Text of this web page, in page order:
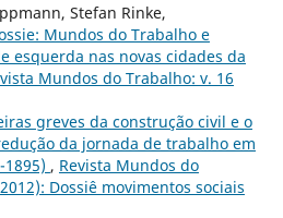
Stefan Rinke,
Mundos do Trabalho e
esquerda nas novas cidades da
Mundos do Trabalho: v. 16
greves da construção civil e o
da jornada de trabalho em
1895) , Revista Mundos do
Dossiê movimentos sociais